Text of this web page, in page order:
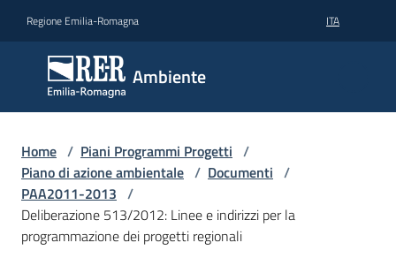
Regione Emilia-Romagna ITA
Ambiente
Ambiente
Novità
Home / Piani Programmi Progetti /
Piano di azione ambientale / Documenti /
PAA2011-2013 /
Deliberazione 513/2012: Linee e indirizzi per la
programmazione dei progetti regionali